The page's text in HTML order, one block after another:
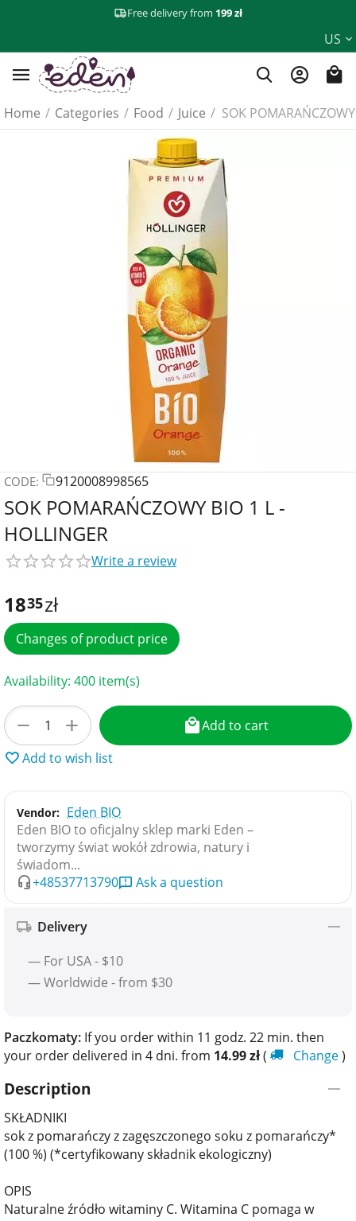
Free delivery from 199 zł
US
Home / Categories / Food / Juice / SOK
CODE: 9120008998565
SOK POMARAŃCZOWY BIO 1 L -
HOLLINGER
Write a review
1835zł
Changes of product price
Availability: 400 item(s)
+
−
Add to cart
Add to wish list
Vendor: Eden BIO
Eden BIO to oficjalny sklep marki Eden –
tworzymy świat wokół zdrowia, natury i
świadom...
+48537713790
Ask a question
Delivery
— For USA - $10
— Worldwide - from $30
Paczkomaty: If you order within 11 godz. 22 min. then
your order delivered in 4 dni. from 14.99zł( Change)
Description
SKŁADNIKI
sok z pomarańczy z zagęszczonego soku z pomarańczy*
(100 %) (*certyfikowany składnik ekologiczny)
OPIS
Naturalne źródło witaminy C. Witamina C pomaga w